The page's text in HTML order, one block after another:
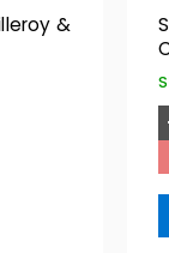
&